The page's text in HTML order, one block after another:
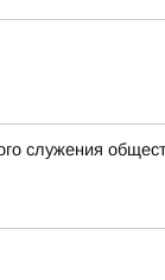
служения